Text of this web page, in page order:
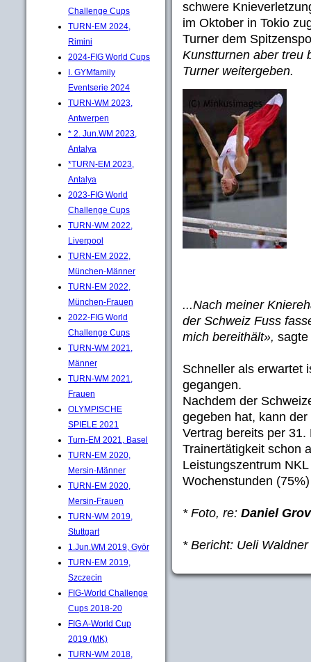
Challenge Cups
TURN-EM 2024,
Rimini
2024-FIG World Cups
I. GYMfamily
Eventserie 2024
TURN-WM 2023,
Antwerpen
* 2. Jun.WM 2023,
Antalya
*TURN-EM 2023,
Antalya
2023-FIG World
Challenge Cups
TURN-WM 2022,
Liverpool
TURN-EM 2022,
München-Männer
TURN-EM 2022,
München-Frauen
2022-FIG World
Challenge Cups
TURN-WM 2021,
Männer
TURN-WM 2021,
Frauen
OLYMPISCHE
SPIELE 2021
Turn-EM 2021, Basel
TURN-EM 2020,
Mersin-Männer
TURN-EM 2020,
Mersin-Frauen
TURN-WM 2019,
Stuttgart
1.Jun.WM 2019, Györ
TURN-EM 2019,
Szczecin
FIG-World Challenge
Cups 2018-20
FIG A-World Cup
2019 (MK)
TURN-WM 2018,
schwere
im Oktober in Tokio
Turner dem
Kunstturnen aber treu
Turner weitergeben.
...Nach meiner
der Schweiz Fuss
mich bereithält», sagte
Schneller als erwartet
gegangen.
Nachdem der
gegeben hat, kann
Vertrag bereits per
Trainertätigkeit schon
Leistungszentrum
Wochenstunden
* Foto, re: Daniel
* Bericht: Ueli